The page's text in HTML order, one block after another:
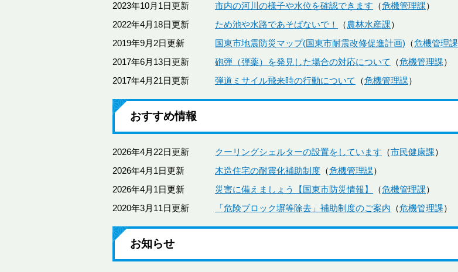
2023年10月1日更新
市内の河川の様子や水位を確認できます
危機管理課
2022年4月18日更新
ため池や水路であそばないで！
農林水産課
2019年9月2日更新
国東市地震防災マップ(国東市耐震改修促進計画)
危機管理課
2017年6月13日更新
砲弾（弾薬）を発見した場合の対応について
危機管理課
2017年4月21日更新
弾道ミサイル飛来時の行動について 危機管理課
おすすめ情報
2026年4月22日更新 クーリングシェルターの設置をしています
市民健康課
2026年4月1日更新
木造住宅の耐震化補助制度
危機管理課
2026年4月1日更新
災害に備えましょう【国東市防災情報】
危機管理課
2020年3月11日更新
「危険ブロック塀等除去」補助制度のご案内 危機管理課
お知らせ